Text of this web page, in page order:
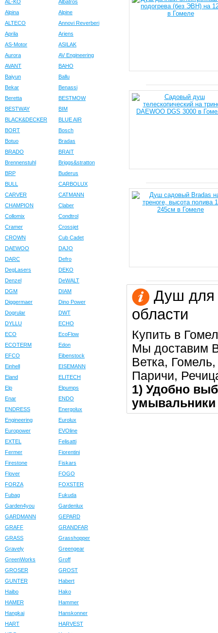
AL-KO
Albatros
Alpina
Alpine
ALTECO
Annovi Reverberi
Aprila
Ariens
AS-Motor
ASILAK
Aurora
AV Engineering
AVANT
BAHO
Baiyun
Ballu
Bekar
Benassi
Beretta
BESTMOW
BESTWAY
BIM
BLACK&DECKER
BLUE AIR
BORT
Bosch
Botuo
Bradas
BRADO
BRAIT
Brennenstuhl
Briggs&stratton
BRP
Buderus
BULL
CARBOLUX
CARVER
CATMANN
CHAMPION
Claber
Collomix
Condtrol
Cramer
Crossjet
CROWN
Cub Cadet
DAEWOO
DAJO
DARC
Defro
DegLasers
DEKO
Denzel
DeWALT
DGM
DIAM
Diggermaer
Dino Power
Dogrular
DWT
DYLLU
ECHO
ECO
EcoFlow
ECOTERM
Edon
EFCO
Eibenstock
Einhell
EISEMANN
Eland
ELITECH
Elp
Elpumps
Enar
ENDO
ENDRESS
Energolux
Engineering
Eurolux
Europower
EVOline
EXTEL
Felisatti
Fermer
Fiorentini
Firestone
Fiskars
Flover
FOGO
FORZA
FOXSTER
Fubag
Fukuda
Garden4you
Gardenlux
GARDMANN
GEPARD
GRAFF
GRANDFAR
GRASS
Grasshopper
Gravely
Greengear
GreenWorks
Groff
GROSER
GROST
GUNTER
Habert
Haibo
Hako
HAMER
Hammer
Hangkai
Hanskonner
HART
HARVEST
Душ для
области
Купить в
Мы доставим
Ветка,
Паричи,
1) Удобно
умывальники